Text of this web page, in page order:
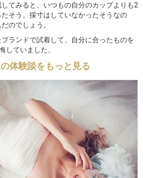
てみると、いつもの自分のカップよりも2
そう。採寸はしていなかったそうなの
のでしょう。
ブランドで試着して、自分に合ったものを
していました。
体験談をもっと見る